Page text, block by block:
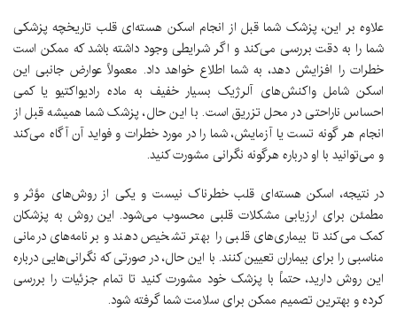
علاوه بر این، پزشک شما قبل از انجام اسکن هسته‌ای قلب تاریخچه پزشکی
شما را به دقت بررسی می‌کند و اگر شرایطی وجود داشته باشد که ممکن است
خطرات را افزایش دهد، به شما اطلاع خواهد داد. معمولاً عوارض جانبی این
اسکن شامل واکنش‌های آلرژیک بسیار خفیف به ماده رادیواکتیو یا کمی
احساس ناراحتی در محل تزریق است. با این حال، پزشک شما همیشه قبل از
انجام هر گونه تست یا آزمایش، شما را در مورد خطرات و فواید آن آگاه می‌کند
و می‌توانید با او درباره هرگونه نگرانی مشورت کنید.
در نتیجه، اسکن هسته‌ای قلب خطرناک نیست و یکی از روش‌های مؤثر و
مطمئن برای ارزیابی مشکلات قلبی محسوب می‌شود. این روش به پزشکان
کمک می‌کند تا بیماری‌های قلبی را بهتر تشخیص دهند و برنامه‌های درمانی
مناسبی را برای بیماران تعیین کنند. با این حال، در صورتی که نگرانی‌هایی درباره
این روش دارید، حتماً با پزشک خود مشورت کنید تا تمام جزئیات را بررسی
کرده و بهترین تصمیم ممکن برای سلامت شما گرفته شود.